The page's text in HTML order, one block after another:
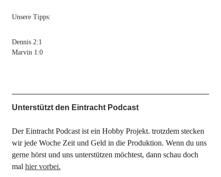
Unsere Tipps:
Dennis 2:1
Marvin 1:0
Unterstützt den Eintracht Podcast
Der Eintracht Podcast ist ein Hobby Projekt. trotzdem stecken
wir jede Woche Zeit und Geld in die Produktion. Wenn du uns
gerne hörst und uns unterstützen möchtest, dann schau doch
mal hier vorbei.